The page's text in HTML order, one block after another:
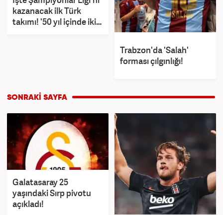
kazanacak ilk Türk
takımı! '50 yıl içinde iki
Trabzon'da 'Salah'
forması çılgınlığı!
Galatasaray 25
yaşındaki Sırp pivotu
açıkladı!